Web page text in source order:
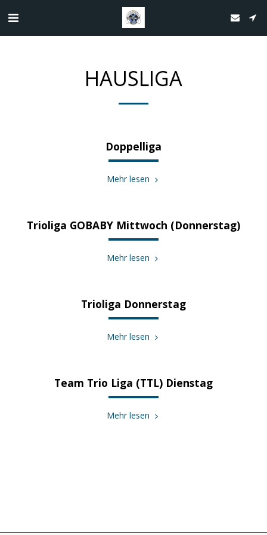
HAUSLIGA
Doppelliga
Mehr lesen
Trioliga GOBABY Mittwoch (Donnerstag)
Mehr lesen
Trioliga Donnerstag
Mehr lesen
Team Trio Liga (TTL) Dienstag
Mehr lesen